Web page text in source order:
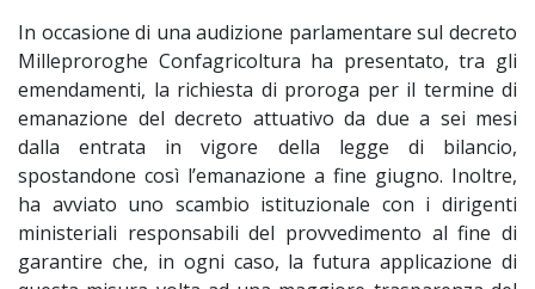
In occasione di una audizione parlamentare sul decreto
Milleproroghe Confagricoltura ha presentato, tra gli
emendamenti, la richiesta di proroga per il termine di
emanazione del decreto attuativo da due a sei mesi
dalla entrata in vigore della legge di bilancio,
spostandone così l’emanazione a fine giugno. Inoltre,
ha avviato uno scambio istituzionale con i dirigenti
ministeriali responsabili del provvedimento al fine di
garantire che, in ogni caso, la futura applicazione di